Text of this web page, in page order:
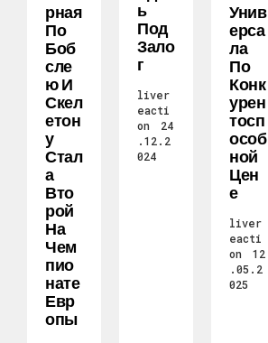
Рная
По
Боб
Сле
Ю И
Скел
Етон
У
Стал
А
Вто
Рой
На
Чем
Пио
Нате
Евр
Опы
Ь
Под
Зало
Г
liver
eacti
on
24
.12.2
024
Унив
Ерса
Ла
По
Конк
Урен
Тосп
Особ
Ной
Цен
Е
liver
eacti
on
12
.05.2
025